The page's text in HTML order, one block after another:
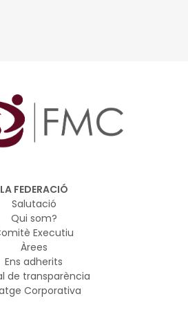
sobre Ciberseguretat i IA, una
els estats membres, la
europees per
de la Unió. El pla es basa en
models d’IA es desenvolupin i
LA FEDERACIÓ
Salutació
Qui som?
Executiu
Àrees
Ens adherits
de transparència
Corporativa